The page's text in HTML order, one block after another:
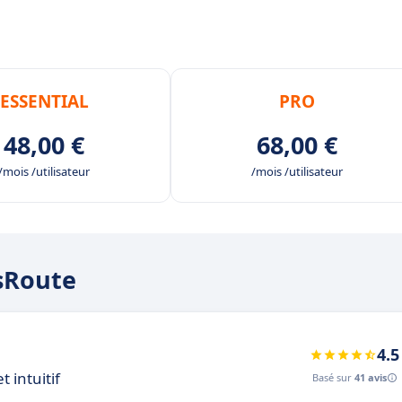
ESSENTIAL
48,00 €
/utilisateur
PRO
68,00 €
/mois /utilisateur
intuitif
4.5
Basé sur 41 avis